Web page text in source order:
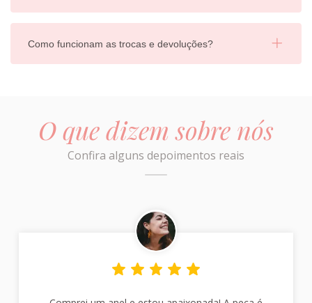
Como funcionam as trocas e devoluções?
O que dizem sobre nós
Confira alguns depoimentos reais